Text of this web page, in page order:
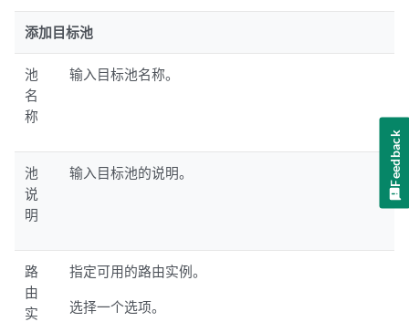
添加目标池
池
名
称
输入目标池名称。
池
说
明
输入目标池的说明。
路
由
实
指定可用的路由实例。
选择一个选项。
Feedback